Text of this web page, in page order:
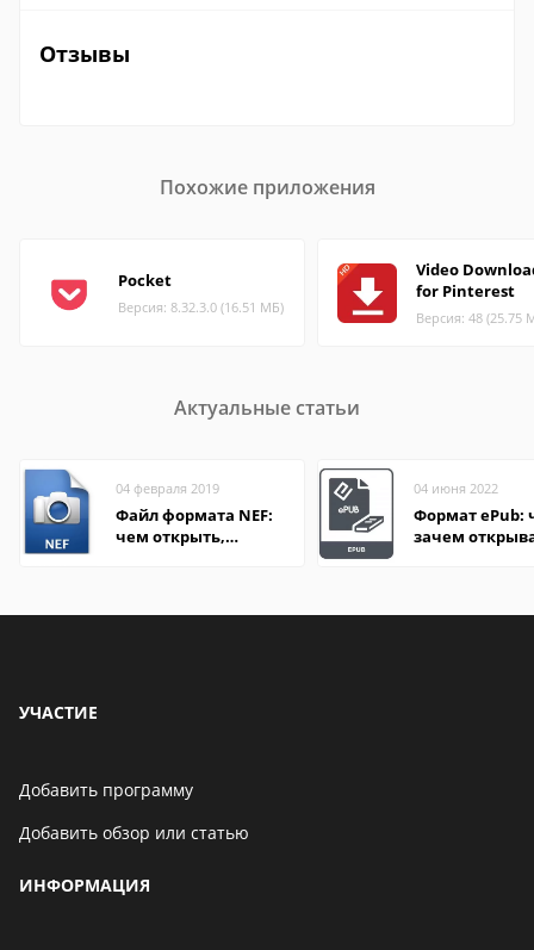
Отзывы
Похожие приложения
Pocket
Версия: 8.32.3.0 (16.51 МБ)
Video
for Pinterest
Версия: 48 (25.75
Актуальные статьи
04 февраля 2019
Файл формата NEF:
чем открыть,
04 июня 2022
Формат ePub:
зачем
УЧАСТИЕ
Добавить программу
Добавить обзор или статью
ИНФОРМАЦИЯ